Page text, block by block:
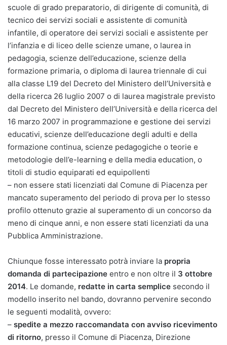
scuole di grado preparatorio, di dirigente di comunità, di
tecnico dei servizi sociali e assistente di comunità
infantile, di operatore dei servizi sociali e assistente per
l’infanzia e di liceo delle scienze umane, o laurea in
pedagogia, scienze dell’educazione, scienze della
formazione primaria, o diploma di laurea triennale di cui
alla classe L19 del Decreto del Ministero dell’Università e
della ricerca 26 luglio 2007 o di laurea magistrale previsto
dal Decreto del Ministero dell’Università e della ricerca del
16 marzo 2007 in programmazione e gestione dei servizi
educativi, scienze dell’educazione degli adulti e della
formazione continua, scienze pedagogiche o teorie e
metodologie dell’e-learning e della media education, o
titoli di studio equiparati ed equipollenti
– non essere stati licenziati dal Comune di Piacenza per
mancato superamento del periodo di prova per lo stesso
profilo ottenuto grazie al superamento di un concorso da
meno di cinque anni, e non essere stati licenziati da una
Pubblica Amministrazione.
Chiunque fosse interessato potrà inviare la propria
domanda di partecipazione entro e non oltre il 3 ottobre
2014. Le domande, redatte in carta semplice secondo il
modello inserito nel bando, dovranno pervenire secondo
le seguenti modalità, ovvero:
– spedite a mezzo raccomandata con avviso ricevimento
di ritorno, presso il Comune di Piacenza, Direzione